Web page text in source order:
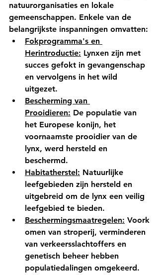
natuurorganisaties en lokale
gemeenschappen. Enkele van de
belangrijkste inspanningen omvatten:
Fokprogramma's en
Herintroductie: Lynxen zijn met
succes gefokt in gevangenschap
en vervolgens in het wild
uitgezet.
Bescherming van
Prooidieren: De populatie van
het Europese konijn, het
voornaamste prooidier van de
lynx, werd hersteld en
beschermd.
Habitatherstel: Natuurlijke
leefgebieden zijn hersteld en
uitgebreid om de lynx een veilig
leefgebied te bieden.
Beschermingsmaatregelen: Voork
omen van stroperij, verminderen
van verkeersslachtoffers en
genetisch beheer hebben
populatiedalingen omgekeerd.